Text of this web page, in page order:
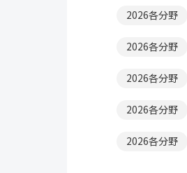
2026各分野
2026各分野
2026各分野
2026各分野
2026各分野